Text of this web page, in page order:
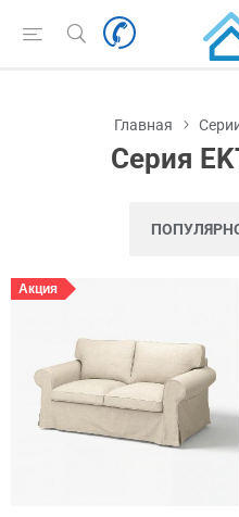
Главная
Серия
Акция